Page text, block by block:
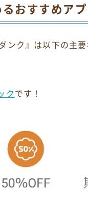
おすすめアプ
ンク』は以下の主
ク です！